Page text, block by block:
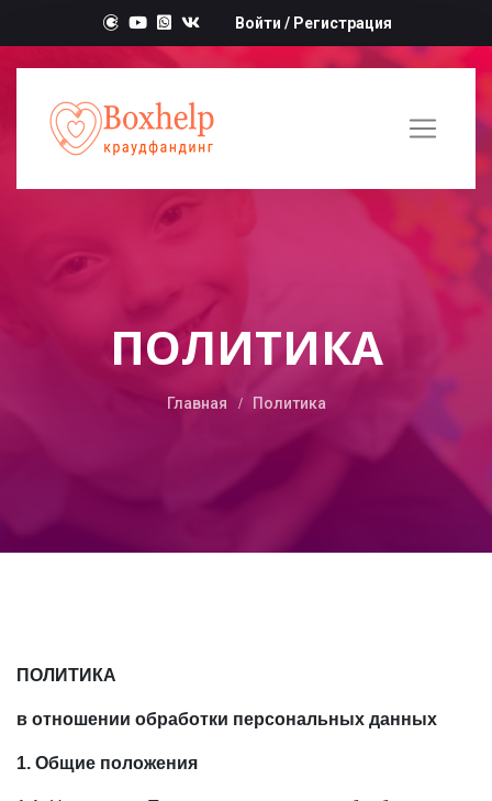
Войти / Регистрация
ПОЛИТИКА
Главная Политика
ПОЛИТИКА
в отношении обработки персональных данных
1. Общие положения